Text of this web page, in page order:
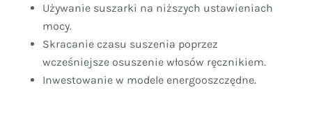
Używanie suszarki na niższych ustawieniach
mocy.
Skracanie czasu suszenia poprzez
wcześniejsze osuszenie włosów ręcznikiem.
Inwestowanie w modele energooszczędne.